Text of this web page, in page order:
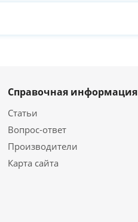
Справочная информация
Статьи
Вопрос-ответ
Производители
Карта сайта